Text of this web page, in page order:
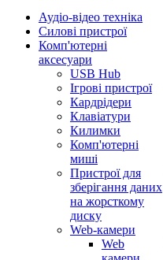
Аудіо-відео техніка
Силові пристрої
Комп'ютерні
аксесуари
USB Hub
Ігрові пристрої
Кардрідери
Клавіатури
Килимки
Комп'ютерні
миші
Пристрої для
зберігання даних
на жорсткому
диску
Web-камери
Web